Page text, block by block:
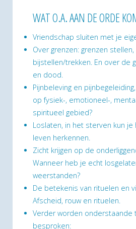
WAT O.A. AAN DE ORDE
Vriendschap sluiten met je
Over grenzen: grenzen stellen,
bijstellen/trekken. En over de
en dood.
Pijnbeleving en
op fysiek-, emotioneel-,
spiritueel gebied?
Loslaten, in het sterven kun
leven herkennen.
Zicht krijgen op de
Wanneer heb je echt
weerstanden?
De betekenis van rituelen en
Afscheid, rouw en rituelen.
Verder worden onderstaande
besproken: